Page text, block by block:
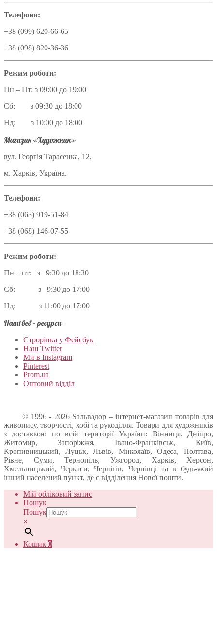
Телефони:
+38 (099) 620-66-65
+38 (098) 820-36-36
Режим роботи:
Пн – Пт: з 09:00 до 19:00
Сб: з 09:30 до 18:00
Нд: з 10:00 до 18:00
Магазин «Художник»
вул. Георгія Тарасенка, 12,
м. Харків, Україна.
Телефони:
+38 (063) 919-51-84
+38 (068) 146-07-55
Режим роботи:
Пн – пт: з 9:30 до 18:30
Сб: з 9:30 до 17:00
Нд: з 11:00 до 17:00
Наші веб – ресурси:
Строрінка у Фейсбук
Наш Twitter
Ми в Instagram
Pinterest
Prom.ua
Оптовий відділ
© 1996 - 2026 Sальвадор – інтернет-магазин товарів для
живопису, творчості, хобі та рукоділля. Товари для художників
з доставкою по всій території України: Вінниця, Дніпро,
Житомир, Запоріжжя, Івано-Франківськ, Київ,
Кропивницький, Луцьк, Львів, Миколаїв, Одеса, Полтава,
Рівне, Суми, Тернопіль, Ужгород, Харків, Херсон,
Хмельницький, Черкаси, Чернігів, Чернівці та в будь-який
інший населений пункт, де є відділення Нової пошти.
Мій обліковий запис
Пошук
Пошук
×
Кошик 0